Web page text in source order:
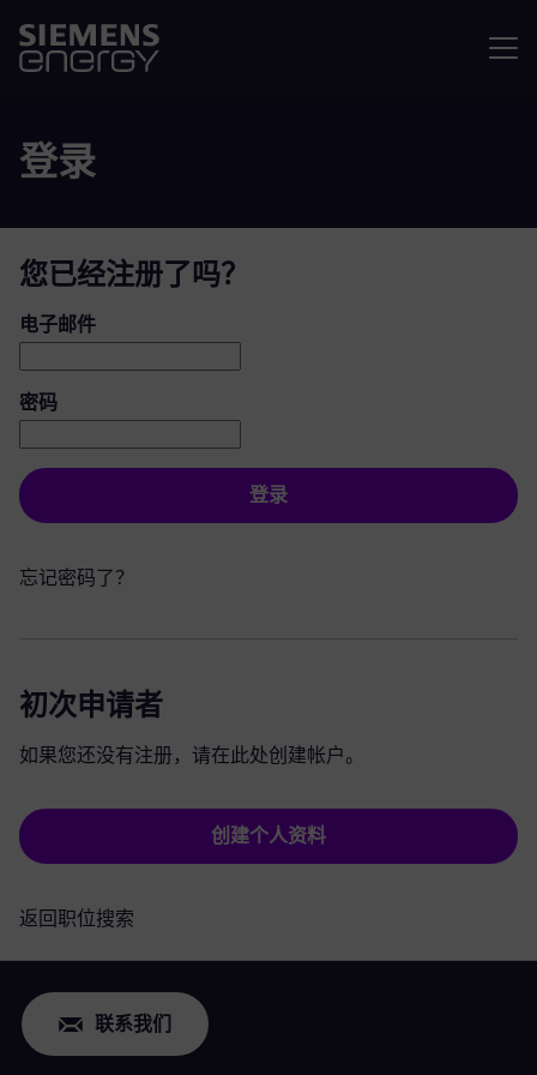
登录
您已经注册了吗？
登录：用户和密码
电子邮件
密码
登录
忘记密码了？
初次申请者
如果您还没有注册，请在此处创建帐户。
创建个人资料
返回职位搜索
联系我们